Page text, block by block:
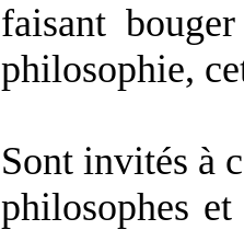
faisant
philosophie,
Sont invités à
philosophes